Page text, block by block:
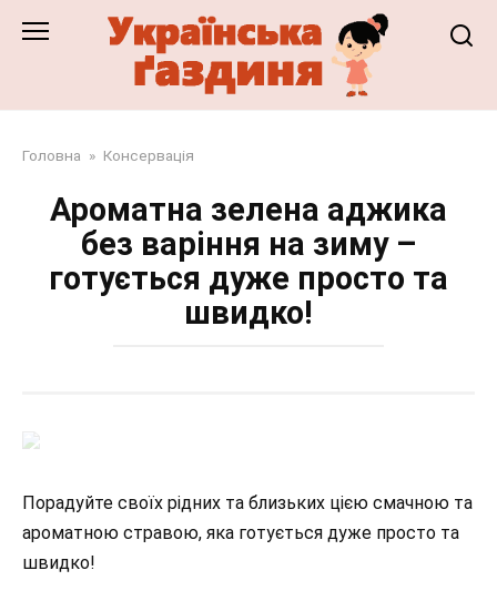
Головна » Консервація
Ароматна зелена аджика
без варіння на зиму –
готується дуже просто та
швидко!
Порадуйте своїх рідних та близьких цією смачною та
ароматною стравою, яка готується дуже просто та
швидко!